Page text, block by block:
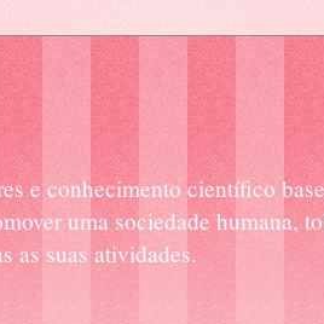
e conhecimento científico
uma sociedade humana,
as suas atividades.